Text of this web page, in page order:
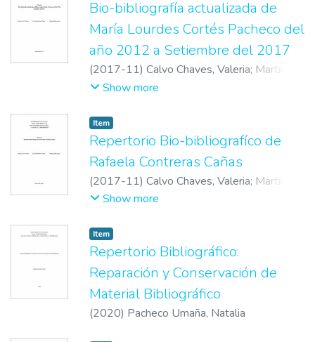
Bio-bibliografía actualizada de
María Lourdes Cortés Pacheco del
año 2012 a Setiembre del 2017
(2017-11) Calvo Chaves, Valeria; Martínez
Gómez, Sandra
Show more
Item
Repertorio Bio-bibliografíco de
Rafaela Contreras Cañas
(2017-11) Calvo Chaves, Valeria; Martínez
Gómez, Sandra
Show more
Item
Repertorio Bibliográfico:
Reparación y Conservación de
Material Bibliográfico
(2020) Pacheco Umaña, Natalia